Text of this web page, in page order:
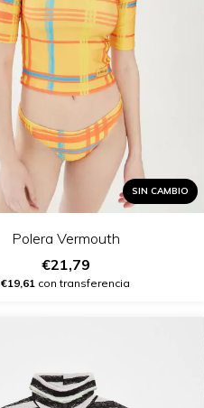
SIN CAMBIO
Polera Vermouth
€21,79
€19,61 con transferencia